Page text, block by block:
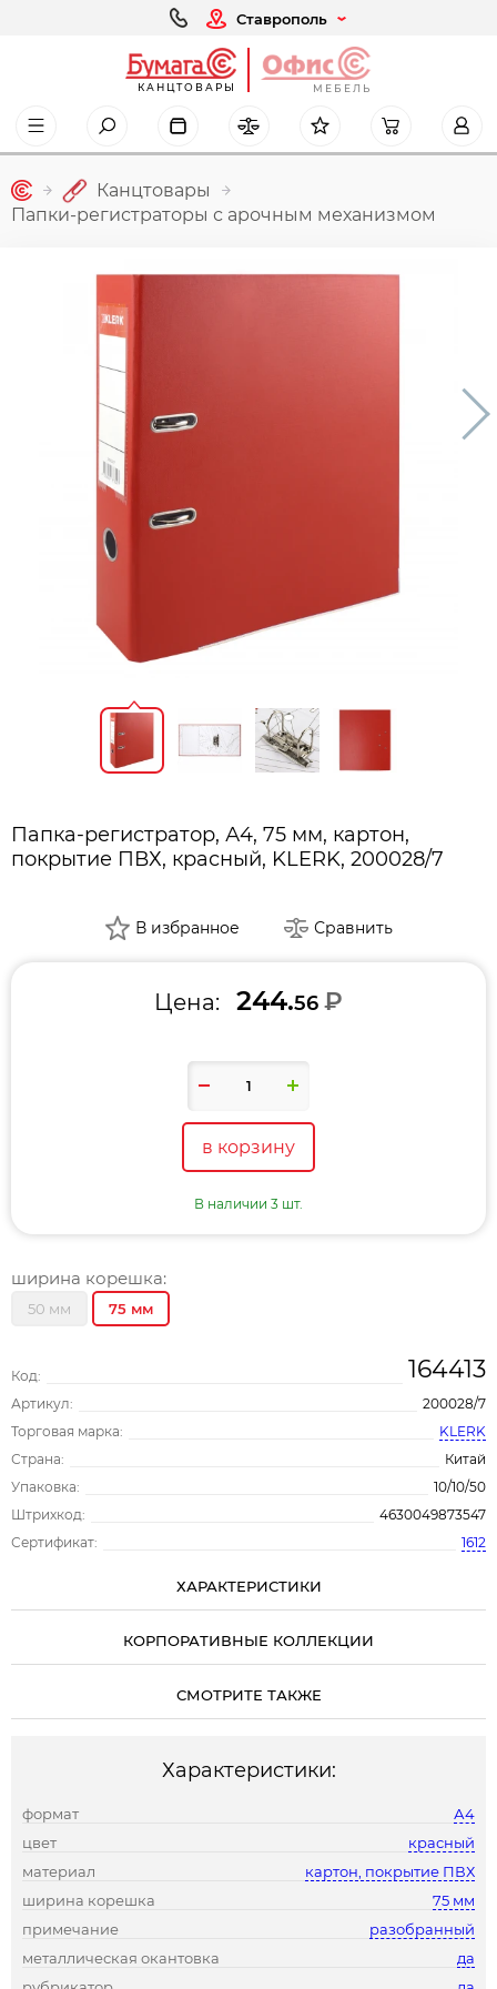
Ставрополь
КАНЦТОВАРЫ МЕБЕЛЬ
Канцтовары
Папки-регистраторы с арочным механизмом
Папка-регистратор, А4, 75 мм, картон,
покрытие ПВХ, красный, KLERK, 200028/7
ширина корешка:
50 мм 75 мм
Код: 164413
Артикул:
200028/7
Торговая марка:
KLERK
Страна:
Китай
Упаковка:
10/10/50
Штрихкод:
4630049873547
Сертификат:
1612
В избранное Сравнить
Цена: 244.56 ₽
в корзину
В наличии 3 шт.
ХАРАКТЕРИСТИКИ
КОРПОРАТИВНЫЕ КОЛЛЕКЦИИ
СМОТРИТЕ ТАКЖЕ
Характеристики:
формат
А4
цвет
красный
материал
картон, покрытие ПВХ
ширина корешка
75 мм
примечание
разобранный
металлическая окантовка
да